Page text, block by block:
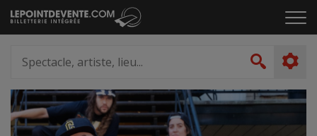
Passer
au
le
artiste,
lieu...